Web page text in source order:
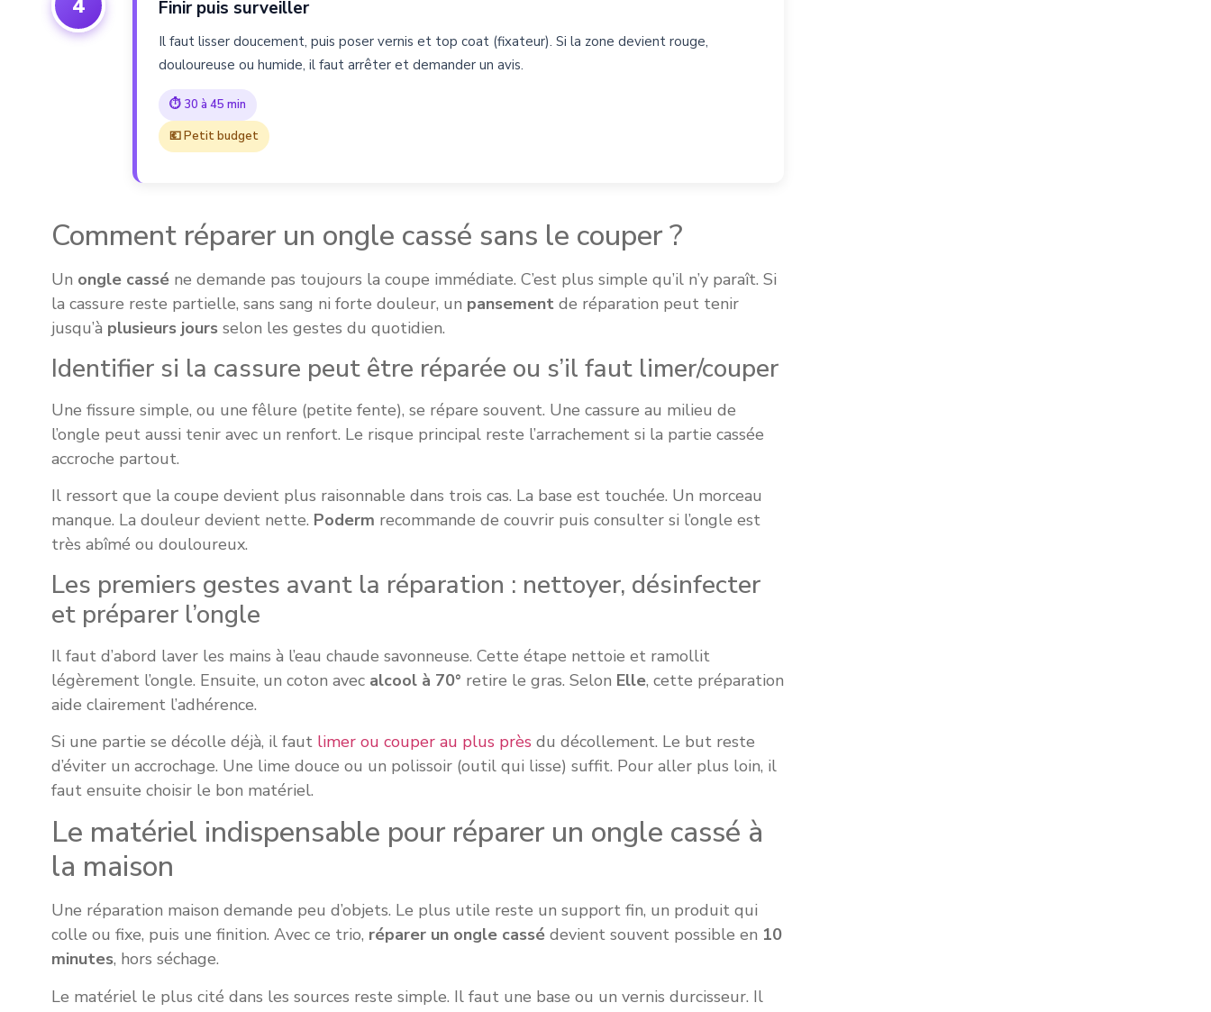
Finir puis surveiller
Il faut lisser doucement, puis poser vernis et top coat (fixateur). Si la zone devient rouge,
douloureuse ou humide, il faut arrêter et demander un avis.
⏱ 30 à 45 min
💶 Petit budget
Comment réparer un ongle cassé sans le couper ?
Un ongle cassé ne demande pas toujours la coupe immédiate. C’est plus simple qu’il n’y paraît. Si
la cassure reste partielle, sans sang ni forte douleur, un pansement de réparation peut tenir
jusqu’à plusieurs jours selon les gestes du quotidien.
Identifier si la cassure peut être réparée ou s’il faut limer/couper
Une fissure simple, ou une fêlure (petite fente), se répare souvent. Une cassure au milieu de
l’ongle peut aussi tenir avec un renfort. Le risque principal reste l’arrachement si la partie cassée
accroche partout.
Il ressort que la coupe devient plus raisonnable dans trois cas. La base est touchée. Un morceau
manque. La douleur devient nette. Poderm recommande de couvrir puis consulter si l’ongle est
très abîmé ou douloureux.
Les premiers gestes avant la réparation : nettoyer, désinfecter
et préparer l’ongle
Il faut d’abord laver les mains à l’eau chaude savonneuse. Cette étape nettoie et ramollit
légèrement l’ongle. Ensuite, un coton avec alcool à 70° retire le gras. Selon Elle, cette préparation
aide clairement l’adhérence.
Si une partie se décolle déjà, il faut limer ou couper au plus près du décollement. Le but reste
d’éviter un accrochage. Une lime douce ou un polissoir (outil qui lisse) suffit. Pour aller plus loin, il
faut ensuite choisir le bon matériel.
Le matériel indispensable pour réparer un ongle cassé à
la maison
Une réparation maison demande peu d’objets. Le plus utile reste un support fin, un produit qui
colle ou fixe, puis une finition. Avec ce trio, réparer un ongle cassé devient souvent possible en 10
minutes, hors séchage.
Le matériel le plus cité dans les sources reste simple. Il faut une base ou un vernis durcisseur. Il